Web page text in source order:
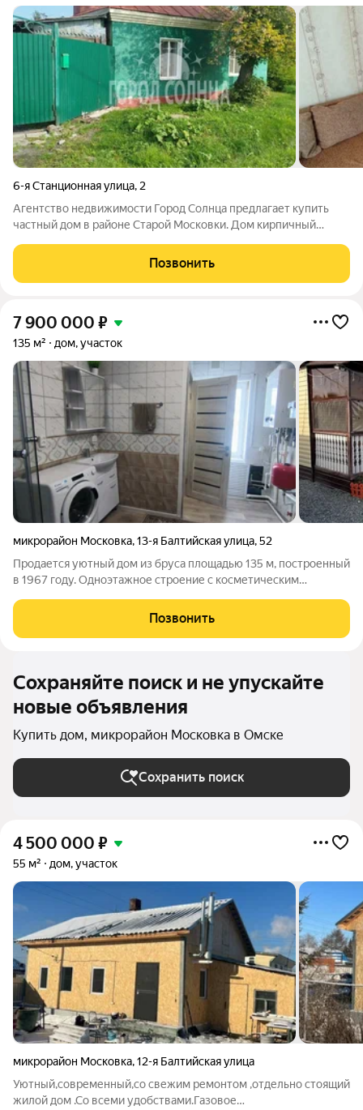
6-я Станционная улица, 2
Агентство недвижимости Город Солнца предлагает купить
частный дом в районе Старой Московки. Дом кирпичный
центральный водопровод, газ.Позвонить
7 900 000 ₽
135 м² дом, участок
микрорайон Московка,13-я Балтийская улица,52
Продается уютный дом из бруса площадью 135 м, построенный
в 1967 году. Одноэтажное строение с косметическим
комфортно разместиться большой семье. На участке в 6 соток
расположена баня и гараж. Дом
Позвонить
Сохраняйте поиск и не упускайте
новые объявления
Купить дом, микрорайон Московка в Омске
Сохранить поиск
4 500 000 ₽
55 м² дом, участок
микрорайон Московка,12-я Балтийская улица
Уютный,современный,со свежим ремонтом ,отдельно стоящий
жилой дом .Со всеми удобствами.Газовое